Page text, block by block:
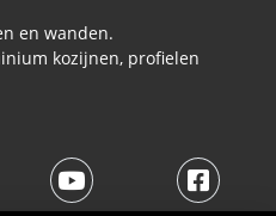
en wanden.
kozijnen, profielen